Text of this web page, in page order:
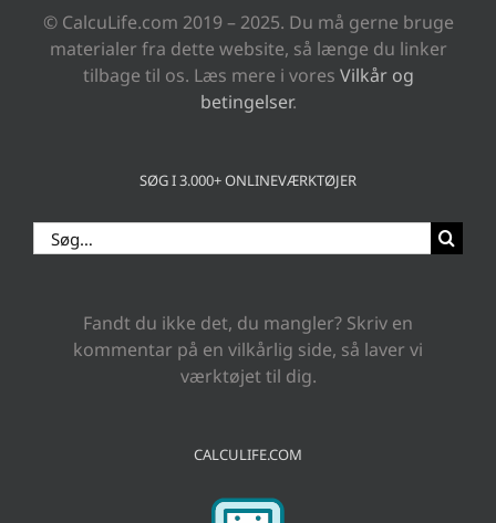
© CalcuLife.com 2019 – 2025. Du må gerne bruge
materialer fra dette website, så længe du linker
tilbage til os. Læs mere i vores Vilkår og
betingelser.
SØG I 3.000+ ONLINEVÆRKTØJER
Søg
efter:
Fandt du ikke det, du mangler? Skriv en
kommentar på en vilkårlig side, så laver vi
værktøjet til dig.
CALCULIFE.COM